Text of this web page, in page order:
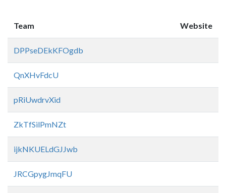
Team Website
DPPseDEkKFOgdb
QnXHvFdcU
pRiUwdrvXid
ZkTfSilPmNZt
ijkNKUELdGJJwb
JRCGpygJmqFU